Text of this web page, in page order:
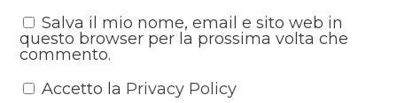
Salva il mio nome, email e sito web in
questo browser per la prossima volta che
commento.
Accetto la Privacy Policy